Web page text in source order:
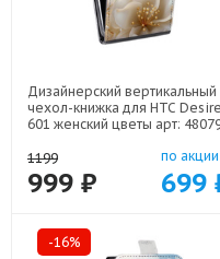
Дизайнерский вертикальный
чехол-книжка для HTC Desire
601 женский цветы арт:
1199
999 ₽
по акции
699
-16%